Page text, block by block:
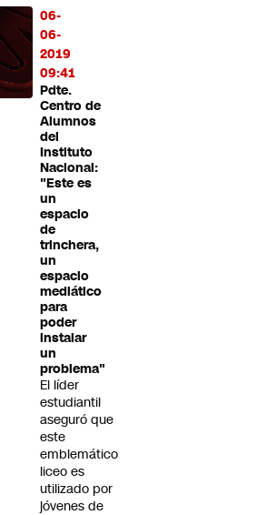
06-
06-
2019
09:41
Pdte.
Centro de
Alumnos
del
Instituto
Nacional:
"Este es
un
espacio
de
trinchera,
un
espacio
mediático
para
poder
instalar
un
problema"
El líder
estudiantil
aseguró que
este
emblemático
liceo es
utilizado por
jóvenes de